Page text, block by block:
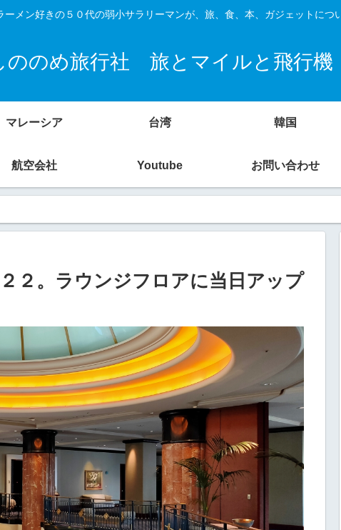
ーメン好きの５０代の弱小サラリーマンが、旅、食、本、ガジェットにつ
ののめ旅行社 旅とマイルと飛行機
マレーシア 台湾 韓国
航空会社 Youtube お問い合わせ
２。ラウンジフロアに当日アップ